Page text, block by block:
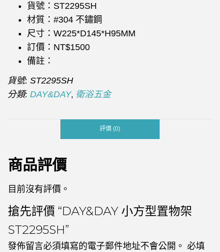
貨號：ST2295SH
材質：#304 不鏽鋼
尺寸：W225*D145*H95MM
訂價：NT$1500
備註：
貨號: ST2295SH
分類: DAY&DAY, 衛浴五金
評價 (0)
商品評價
目前沒有評價。
搶先評價 “DAY&DAY 小方型置物架
ST2295SH”
發佈留言必須填寫的電子郵件地址不會公開。 必填